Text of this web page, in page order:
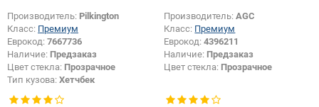
Производитель: Pilkington
Класс: Премиум
Еврокод: 7667736
Наличие: Предзаказ
Цвет стекла: Прозрачное
Тип кузова: Хетчбек
Производитель:AGC
Класс: Премиум
Еврокод:4396211
Наличие: Предзаказ
Цвет стекла: Прозрачное